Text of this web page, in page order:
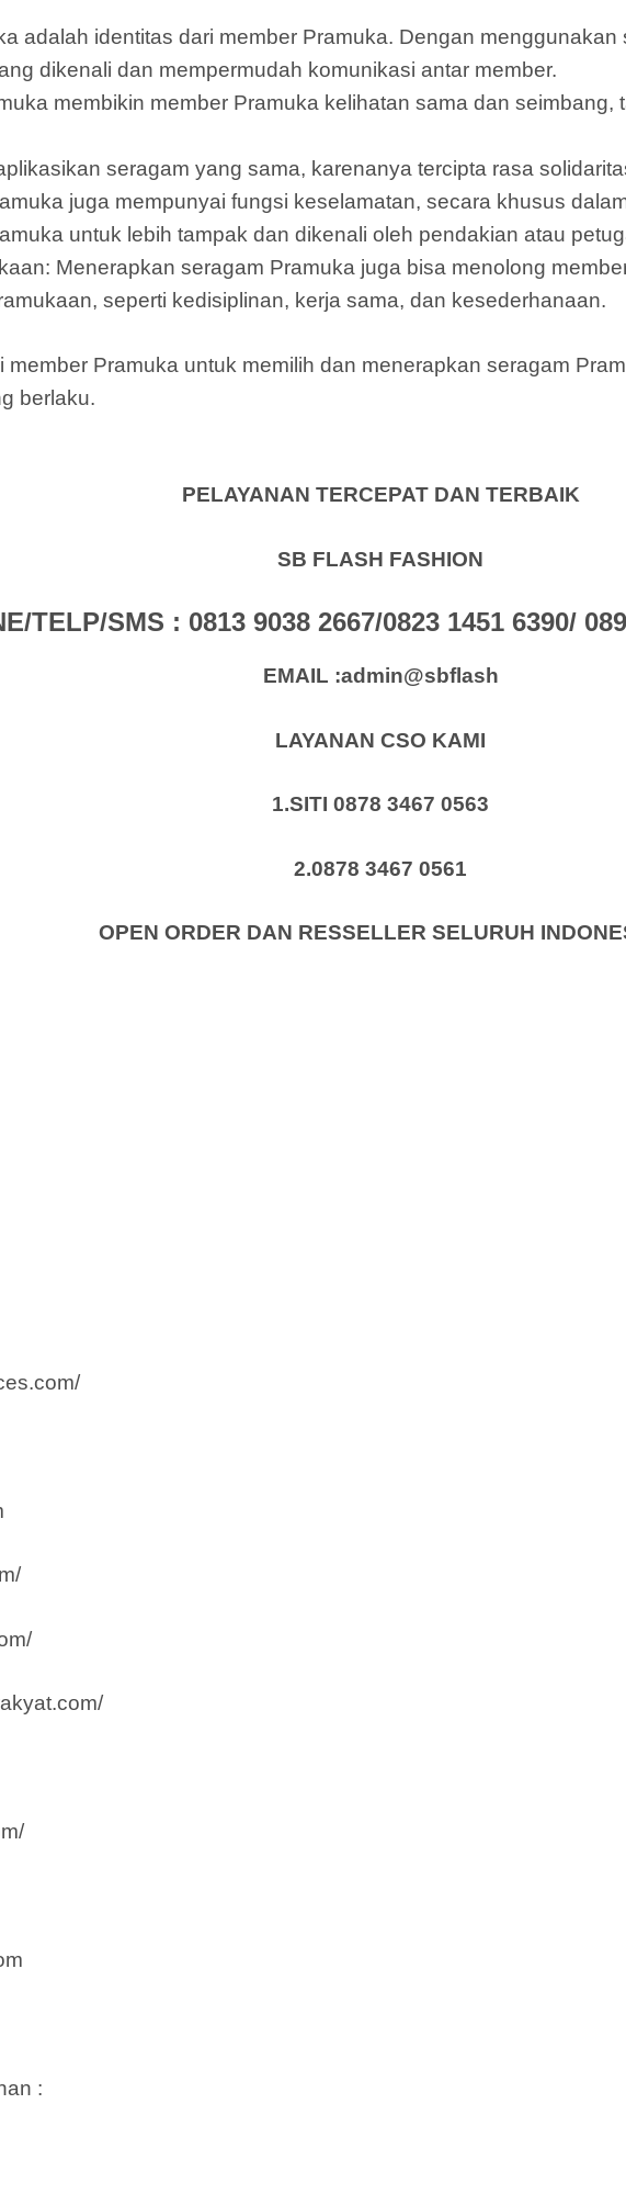
adalah identitas dari member Pramuka. Dengan
dikenali dan mempermudah komunikasi antar member.
membikin member Pramuka kelihatan sama dan
seragam yang sama, karenanya tercipta rasa
juga mempunyai fungsi keselamatan, secara khusus
untuk lebih tampak dan dikenali oleh pendakian atau
Menerapkan seragam Pramuka juga bisa menolong
seperti kedisiplinan, kerja sama, dan kesederhanaan.
member Pramuka untuk memilih dan menerapkan seragam
berlaku.
PELAYANAN TERCEPAT DAN TERBAIK
SB FLASH FASHION
TELP/SMS : 0813 9038 2667/0823 1451 6390/
EMAIL :admin@sbflash
LAYANAN CSO KAMI
1.SITI 0878 3467 0563
2.0878 3467 0561
OPEN ORDER DAN RESSELLER SELURUH
: